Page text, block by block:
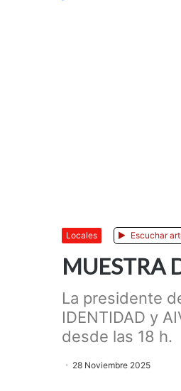
Locales Escuchar
MUESTRA
La presidente
IDENTIDAD y
desde las 18 h.
28 Noviembre 2025